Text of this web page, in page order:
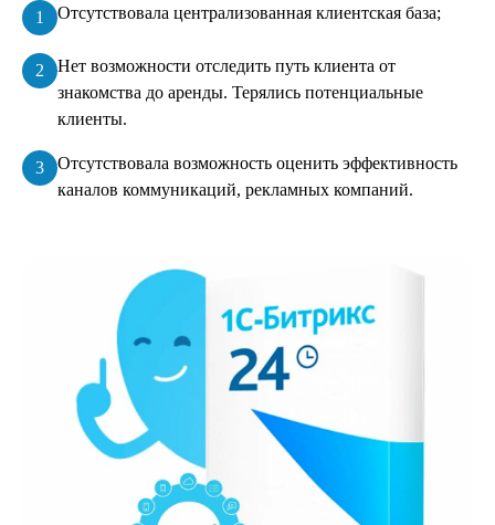
Отсутствовала централизованная клиентская база;
Нет возможности отследить путь клиента от
знакомства до аренды. Терялись потенциальные
клиенты.
Отсутствовала возможность оценить эффективность
каналов коммуникаций, рекламных компаний.